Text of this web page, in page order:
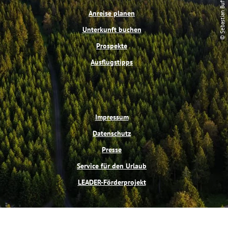
© Sebastian Buff
o
k
e
s
t
e r
a
m
Anreise planen
Unterkunft buchen
Prospekte
Ausflugstipps
Impressum
Datenschutz
Presse
Service für den Urlaub
LEADER-Förderprojekt